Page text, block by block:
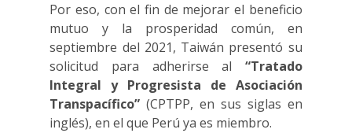
Por eso, con el fin de mejorar el beneficio
mutuo y la prosperidad común, en
septiembre del 2021, Taiwán presentó su
solicitud para adherirse al “Tratado
Integral y Progresista de Asociación
Transpacífico” (CPTPP, en sus siglas en
inglés), en el que Perú ya es miembro.